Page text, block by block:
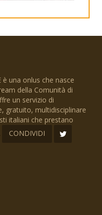
è una onlus che nasce
della Comunità di
un servizio di
gratuito, multidisciplinare
italiani che prestano
CONDIVIDI